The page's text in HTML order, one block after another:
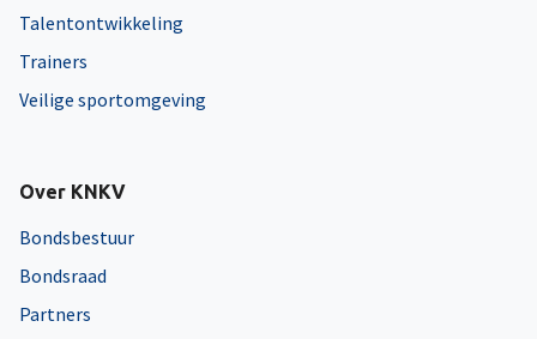
Talentontwikkeling
Trainers
Veilige sportomgeving
Over KNKV
Bondsbestuur
Bondsraad
Partners